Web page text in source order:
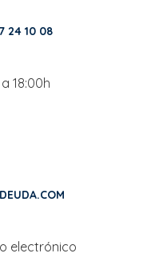
24 10 08
18:00h
electrónico